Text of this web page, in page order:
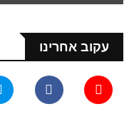
עקוב אחרינו